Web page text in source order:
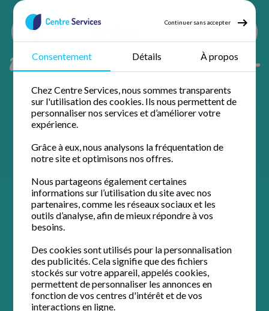
Continuer sans accepter
Consentement Détails À propos
Chez Centre Services, nous sommes transparents
sur l'utilisation des cookies. Ils nous permettent de
personnaliser nos services et d’améliorer votre
expérience.
Grâce à eux, nous analysons la fréquentation de
notre site et optimisons nos offres.
Nous partageons également certaines
informations sur l’utilisation du site avec nos
partenaires, comme les réseaux sociaux et les
outils d’analyse, afin de mieux répondre à vos
besoins.
Des cookies sont utilisés pour la personnalisation
des publicités. Cela signifie que des fichiers
stockés sur votre appareil, appelés cookies,
permettent de personnaliser les annonces en
fonction de vos centres d'intérêt et de vos
interactions en ligne.
Ménage à domicile à Joué-lès-
Tours